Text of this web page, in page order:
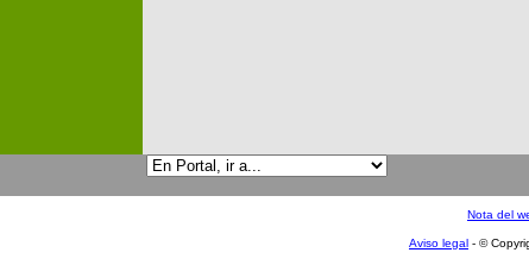
Nota del
Aviso legal - ©